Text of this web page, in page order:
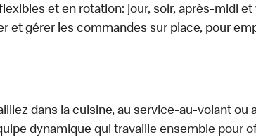
et en rotation: jour, soir, après-midi
et gérer les commandes sur place, pour
dans la cuisine, au service-au-volant ou
dynamique qui travaille ensemble pour